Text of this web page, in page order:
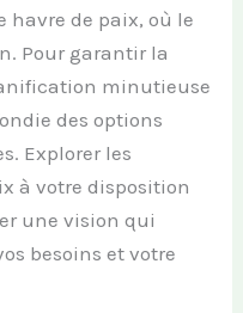
havre de paix, où le
Pour garantir la
minutieuse
des options
Explorer les
à votre disposition
une vision qui
besoins et votre